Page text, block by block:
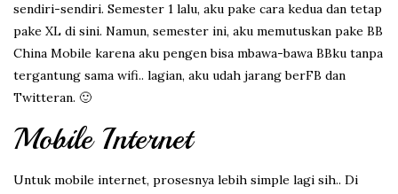
sendiri-sendiri. Semester 1 lalu, aku pake cara kedua dan tetap
pake XL di sini. Namun, semester ini, aku memutuskan pake BB
China Mobile karena aku pengen bisa mbawa-bawa BBku tanpa
tergantung sama wifi.. lagian, aku udah jarang berFB dan
Twitteran. 🙂
Mobile Internet
Untuk mobile internet, prosesnya lebih simple lagi sih.. Di